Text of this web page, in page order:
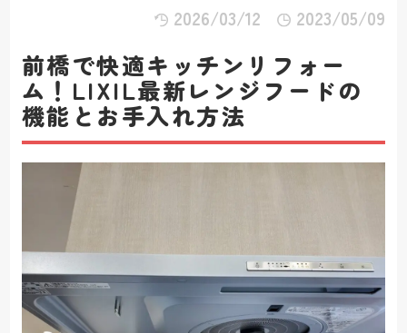
2026/03/12
2023/05/09
前橋で快適キッチンリフォー
ム！LIXIL最新レンジフードの
機能とお手入れ方法